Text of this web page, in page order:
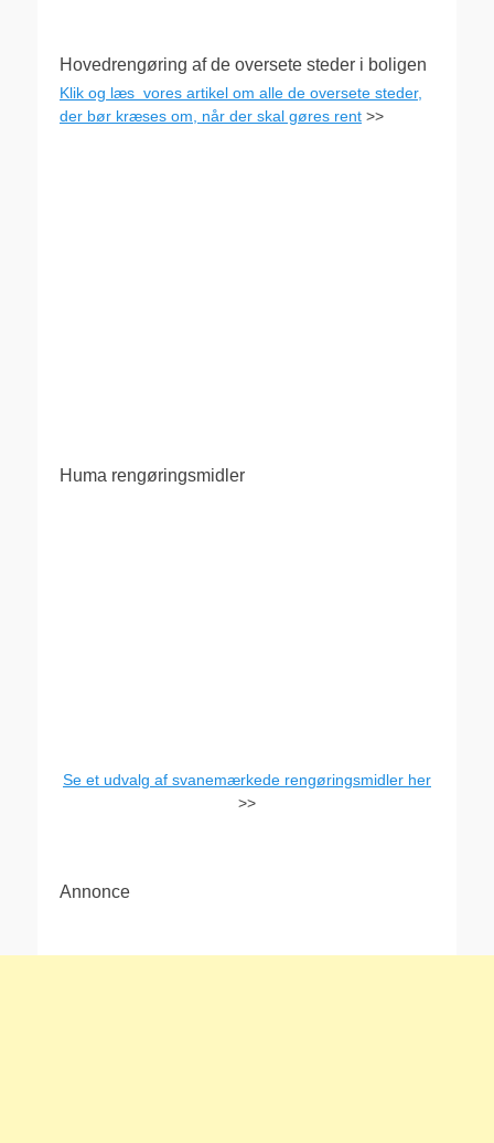
Hovedrengøring af de oversete steder i boligen
Klik og læs vores artikel om alle de oversete steder,
der bør kræses om, når der skal gøres rent >>
Huma rengøringsmidler
Se et udvalg af svanemærkede rengøringsmidler her
>>
Annonce